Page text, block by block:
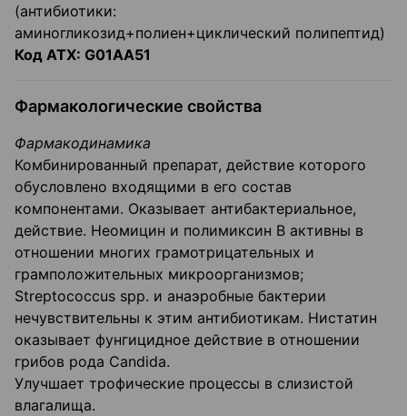
(антибиотики:
аминогликозид+полиен+циклический полипептид)
Код ATX: G01АА51
Фармакологические свойства
Фармакодинамика
Комбинированный препарат, действие которого
обусловлено входящими в его состав
компонентами. Оказывает антибактериальное,
действие. Неомицин и полимиксин В активны в
отношении многих грамотрицательных и
грамположительных микроорганизмов;
Streptococcus spp. и анаэробные бактерии
нечувствительны к этим антибиотикам. Нистатин
оказывает фунгицидное действие в отношении
грибов рода Candida.
Улучшает трофические процессы в слизистой
влагалища.